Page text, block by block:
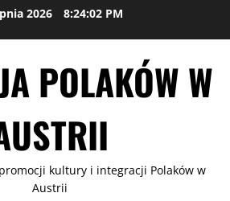
2026 8:24:03 PM
POLAKÓW W
kultury i integracji Polaków w
Austrii